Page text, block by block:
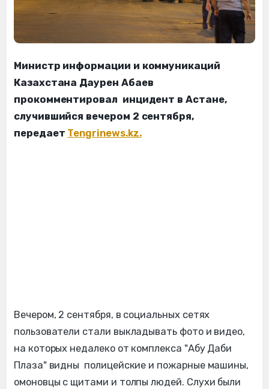
Министр информации и коммуникаций
Казахстана Даурен Абаев
прокомментировал инцидент в Астане,
случившийся вечером 2 сентября,
передает Tengrinews.kz.
Вечером, 2 сентября, в социальных сетях
пользователи стали выкладывать фото и видео,
на которых недалеко от комплекса "Абу Даби
Плаза" видны полицейские и пожарные машины,
омоновцы с щитами и толпы людей. Слухи были